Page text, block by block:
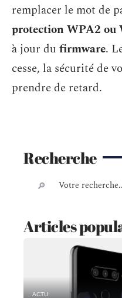
remplacer le mot de
protection WPA2 ou
à jour du firmware.
cesse, la sécurité de
prendre de retard.
Recherche
Articles
ACTU